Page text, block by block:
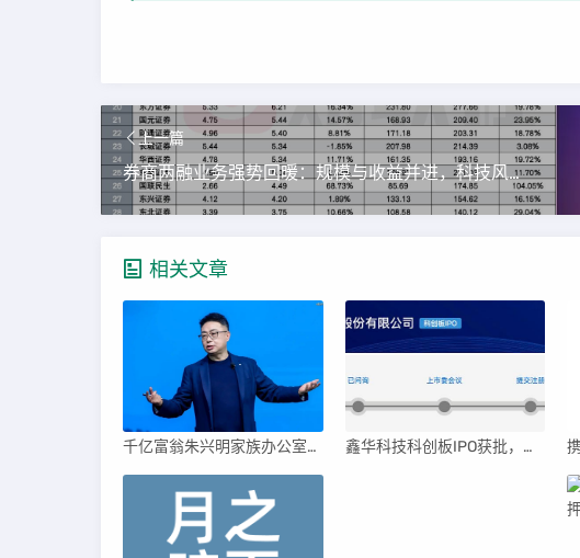
上一篇
券商两融业务强势回暖：规模与收益并进，科技风控双轮驱动
相关文章
千亿富翁朱兴明家族办公室进军VC圈 鑫华科技科创板IPO获批，领跑国内半导体材料市场